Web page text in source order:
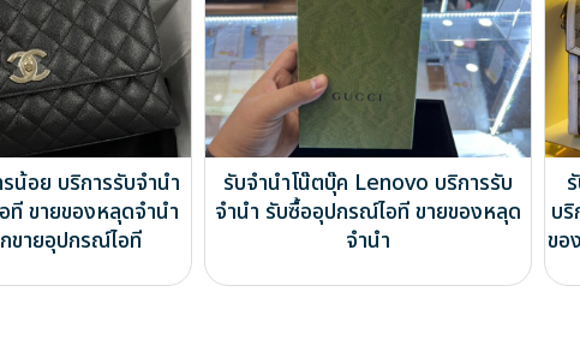
น้อย บริการรับจำนำ
ขายของหลุดจำนำ
ขายอุปกรณ์ไอที
รับจำนำโน๊ตบุ๊ค Lenovo บริการรับ
จำนำ รับซื้ออุปกรณ์ไอที ขายของหลุด
จำนำ
บ
ขอ